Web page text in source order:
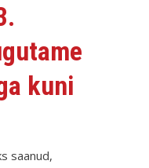
kuni
saanud,